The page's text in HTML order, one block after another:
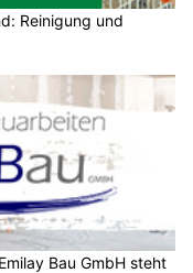
Reinigung und
Bau GmbH steht